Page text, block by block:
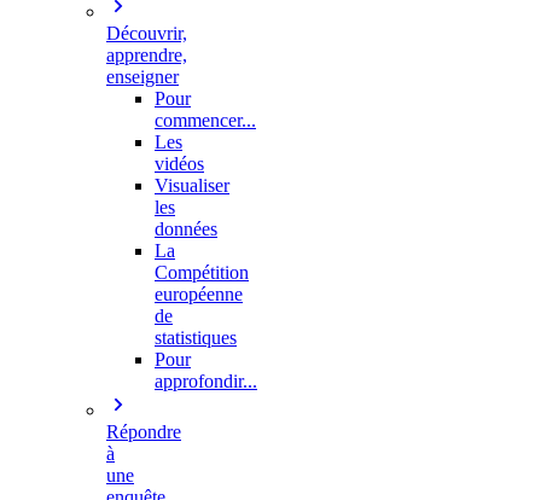
Découvrir,
apprendre,
enseigner
Pour
commencer...
Les
vidéos
Visualiser
les
données
La
Compétition
européenne
de
statistiques
Pour
approfondir...
Répondre
à
une